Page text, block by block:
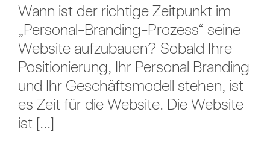
Wann ist der richtige Zeitpunkt im
„Personal-Branding-Prozess“ seine
Website aufzubauen? Sobald Ihre
Positionierung, Ihr Personal Branding
und Ihr Geschäftsmodell stehen, ist
es Zeit für die Website. Die Website
ist [...]